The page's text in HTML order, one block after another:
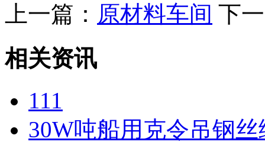
上一篇： 原材料车间 下
相关资讯
111
30W吨船用克令吊钢